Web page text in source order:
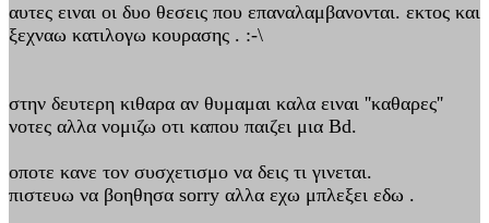
αυτες ειναι οι δυο θεσεις που επαναλαμβανονται. εκτος και
ξεχναω κατιλογω κουρασης . :-\
στην δευτερη κιθαρα αν θυμαμαι καλα ειναι ''καθαρες''
νοτες αλλα νομιζω οτι καπου παιζει μια Bd.
οποτε κανε τον συσχετισμο να δεις τι γινεται.
πιστευω να βοηθησα sorry αλλα εχω μπλεξει εδω .